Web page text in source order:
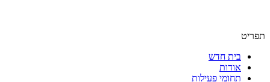
תפריט
בית חדש
אודות
תחומי פעילות